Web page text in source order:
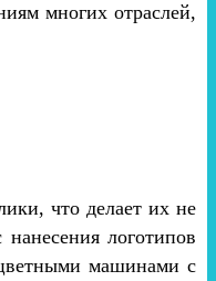
многих отраслей,
что делает их не
логотипов
машинами с